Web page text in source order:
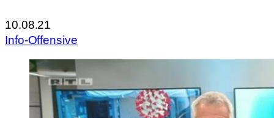
10.08.21
Info-Offensive